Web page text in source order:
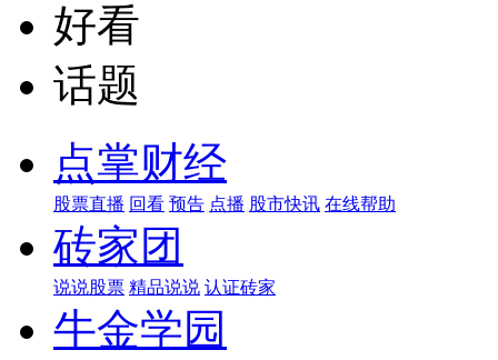
好看
话题
点掌财经
股票直播 回看 预告 点播 股市快讯 在线帮助
砖家团
说说股票 精品说说 认证砖家
牛金学园